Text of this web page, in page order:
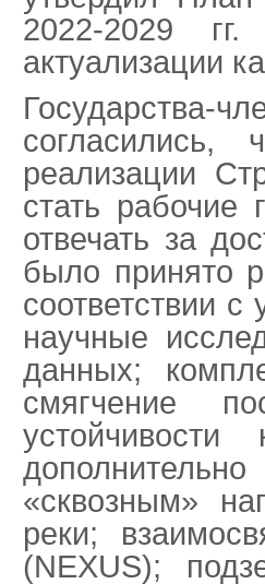
2022-2029
актуализации
реализации
стать рабочие
отвечать за
было принято
соответствии
научные
данных;
смягчение
«сквозным»
реки;
(NEXUS);